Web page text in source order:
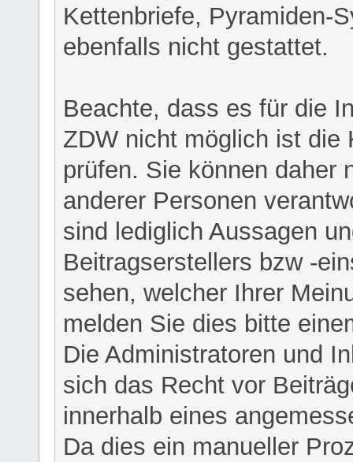
Kettenbriefe, Pyramiden-
ebenfalls nicht gestattet.
Beachte, dass es für die
ZDW nicht möglich ist die
prüfen. Sie können daher
anderer Personen
sind lediglich Aussagen
Beitragserstellers bzw -
sehen, welcher Ihrer
melden Sie dies bitte
Die Administratoren und
sich das Recht vor
innerhalb eines
Da dies ein manueller